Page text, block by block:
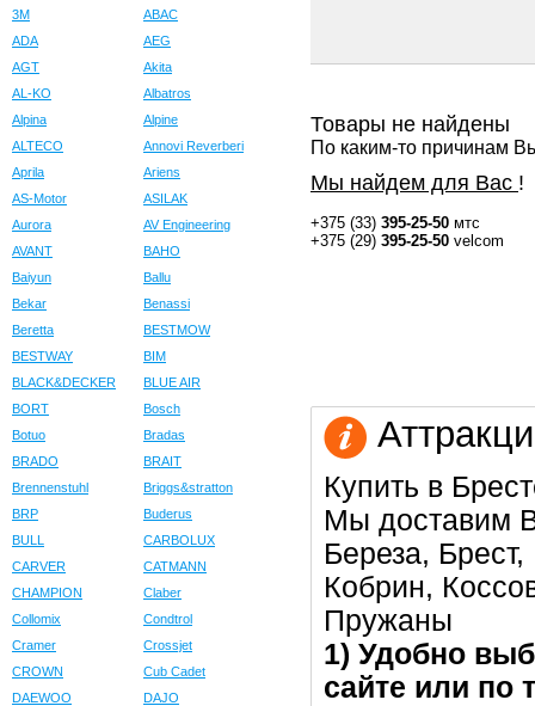
3M
ABAC
ADA
AEG
AGT
Akita
AL-KO
Albatros
Alpina
Alpine
ALTECO
Annovi Reverberi
Aprila
Ariens
AS-Motor
ASILAK
Aurora
AV Engineering
AVANT
BAHO
Baiyun
Ballu
Bekar
Benassi
Beretta
BESTMOW
BESTWAY
BIM
BLACK&DECKER
BLUE AIR
BORT
Bosch
Botuo
Bradas
BRADO
BRAIT
Brennenstuhl
Briggs&stratton
BRP
Buderus
BULL
CARBOLUX
CARVER
CATMANN
CHAMPION
Claber
Collomix
Condtrol
Cramer
Crossjet
CROWN
Cub Cadet
DAEWOO
DAJO
Товары не найдены
По каким-то причинам
Мы найдем для Вас !
+375 (33) 395-25-50 мтс
+375 (29) 395-25-50 velcom
Купить в
Мы доставим
Береза,
Кобрин,
Пружаны
1) Удобно
сайте или по